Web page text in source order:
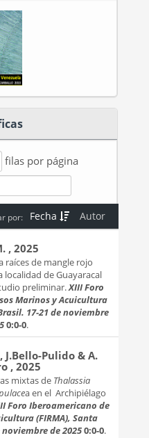
filas por página
Autor
Fecha
por:
, 2025
raíces de mangle rojo
localidad de Guayaracal
preliminar.XIII Foro
Marinos y Acuicultura
17-21 de noviembre
0:0-0.
Pulido & A.
, 2025
mixtas de Thalassia
a en el Archipiélago
Foro Iberoamericano de
(FIRMA), Santa
de 20250:0-0.